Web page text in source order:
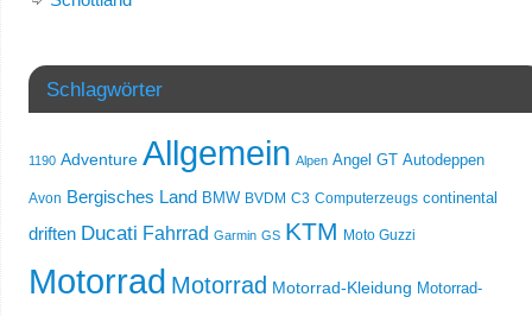
Schlagwörter
1190 Adventure Allgemein Alpen Angel GT Autodeppen
Avon Bergisches Land BMW BVDM C3 Computerzeugs continental
driften Ducati Fahrrad Garmin GS KTM Moto Guzzi
Motorrad Motorrad Motorrad-Kleidung Motorrad-